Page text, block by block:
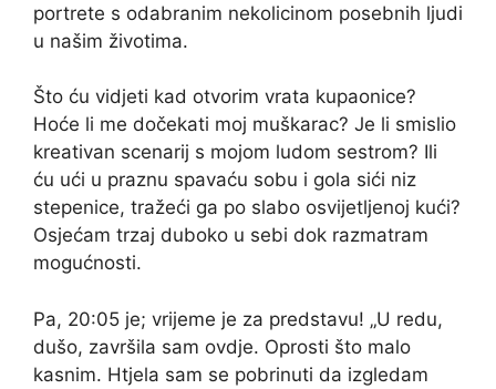
portrete s odabranim nekolicinom posebnih ljudi
u našim životima.
Što ću vidjeti kad otvorim vrata kupaonice?
Hoće li me dočekati moj muškarac? Je li smislio
kreativan scenarij s mojom ludom sestrom? Ili
ću ući u praznu spavaću sobu i gola sići niz
stepenice, tražeći ga po slabo osvijetljenoj kući?
Osjećam trzaj duboko u sebi dok razmatram
mogućnosti.
Pa, 20:05 je; vrijeme je za predstavu! „U redu,
dušo, završila sam ovdje. Oprosti što malo
kasnim. Htjela sam se pobrinuti da izgledam